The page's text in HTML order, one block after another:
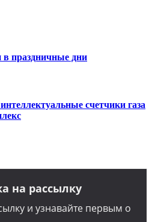
праздничные дни
счетчики газа
на рассылку
и узнавайте первым о